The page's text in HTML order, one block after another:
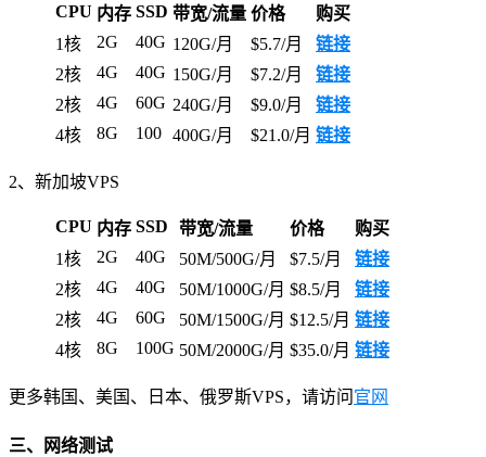
CPU 内存 SSD 带宽/流量 价格
购买
1核
2G 40G 120G/月 $5.7/月
链接
2核
4G 40G 150G/月 $7.2/月
链接
2核
4G 60G 240G/月 $9.0/月
链接
4核
8G 100 400G/月 $21.0/月 链接
2、新加坡VPS
CPU 内存 SSD 带宽/流量 价格
购买
1核
2G 40G 50M/500G/月 $7.5/月
链接
2核
4G 40G 50M/1000G/月 $8.5/月
链接
2核
4G 60G 50M/1500G/月 $12.5/月 链接
4核
8G 100G 50M/2000G/月 $35.0/月 链接
更多韩国、美国、日本、俄罗斯VPS，请访问 官网
三、网络测试